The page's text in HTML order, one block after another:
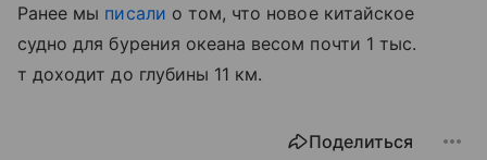
Ранее мы писали о том, что новое китайское
судно для бурения океана весом почти 1 тыс.
т доходит до глубины 11 км.
Поделиться